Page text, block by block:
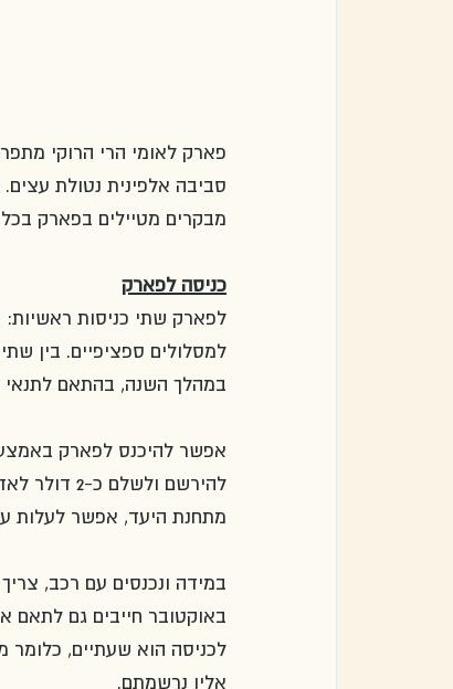
פארק לאומי הרי הרוקי
מבקרים מטיילים בפארק
כניסה לפארק
לפארק שתי כניסות ראשיות:
במהלך השנה, בהתאם לתנאי
אפשר להיכנס לפארק
להירשם
מתחנת היעד, אפשר לעלות
במידה ונכנסים עם רכב, צריך
אליו נרשמתם.